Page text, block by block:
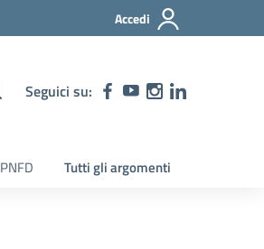
Accedi
Seguici su:
PNFD Tutti gli argomenti